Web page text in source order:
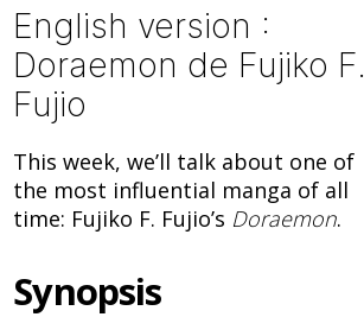
English version :
Doraemon de Fujiko F.
Fujio
This week, we’ll talk about one of
the most influential manga of all
time: Fujiko F. Fujio’s Doraemon.
Synopsis